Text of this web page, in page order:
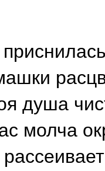
душа
молча